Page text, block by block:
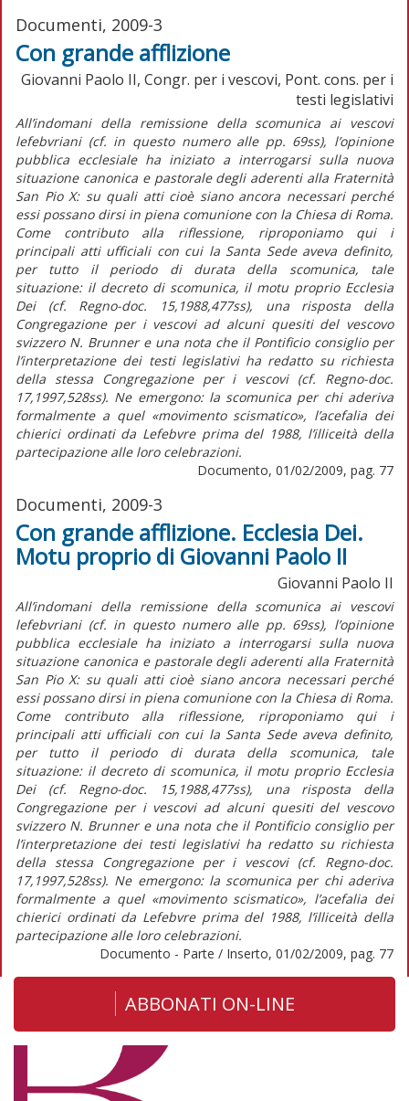
Documenti, 2009-3
Con grande afflizione
Giovanni Paolo II, Congr. per i vescovi, Pont. cons. per i
testi legislativi
All’indomani della remissione della scomunica ai vescovi
lefebvriani (cf. in questo numero alle pp. 69ss), l’opinione
pubblica ecclesiale ha iniziato a interrogarsi sulla nuova
situazione canonica e pastorale degli aderenti alla Fraternità
San Pio X: su quali atti cioè siano ancora necessari perché
essi possano dirsi in piena comunione con la Chiesa di Roma.
Come contributo alla riflessione, riproponiamo qui i
principali atti ufficiali con cui la Santa Sede aveva definito,
per tutto il periodo di durata della scomunica, tale
situazione: il decreto di scomunica, il motu proprio Ecclesia
Dei (cf. Regno-doc. 15,1988,477ss), una risposta della
Congregazione per i vescovi ad alcuni quesiti del vescovo
svizzero N. Brunner e una nota che il Pontificio consiglio per
l’interpretazione dei testi legislativi ha redatto su richiesta
della stessa Congregazione per i vescovi (cf. Regno-doc.
17,1997,528ss). Ne emergono: la scomunica per chi aderiva
formalmente a quel «movimento scismatico», l’acefalia dei
chierici ordinati da Lefebvre prima del 1988, l’illiceità della
partecipazione alle loro celebrazioni.
Documento, 01/02/2009, pag. 77
Documenti, 2009-3
Con grande afflizione. Ecclesia Dei.
Motu proprio di Giovanni Paolo II
Giovanni Paolo II
All’indomani della remissione della scomunica ai vescovi
lefebvriani (cf. in questo numero alle pp. 69ss), l’opinione
pubblica ecclesiale ha iniziato a interrogarsi sulla nuova
situazione canonica e pastorale degli aderenti alla Fraternità
San Pio X: su quali atti cioè siano ancora necessari perché
essi possano dirsi in piena comunione con la Chiesa di Roma.
Come contributo alla riflessione, riproponiamo qui i
principali atti ufficiali con cui la Santa Sede aveva definito,
per tutto il periodo di durata della scomunica, tale
situazione: il decreto di scomunica, il motu proprio Ecclesia
Dei (cf. Regno-doc. 15,1988,477ss), una risposta della
Congregazione per i vescovi ad alcuni quesiti del vescovo
svizzero N. Brunner e una nota che il Pontificio consiglio per
l’interpretazione dei testi legislativi ha redatto su richiesta
della stessa Congregazione per i vescovi (cf. Regno-doc.
17,1997,528ss). Ne emergono: la scomunica per chi aderiva
formalmente a quel «movimento scismatico», l’acefalia dei
chierici ordinati da Lefebvre prima del 1988, l’illiceità della
partecipazione alle loro celebrazioni.
Documento - Parte / Inserto, 01/02/2009, pag. 77
ABBONATI ON-LINE